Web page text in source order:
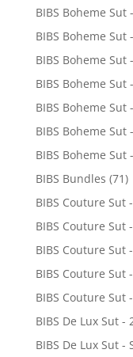
BIBS Boheme Sut
BIBS Boheme
BIBS Boheme Sut
BIBS Boheme
BIBS Boheme Sut
BIBS Boheme Sut
BIBS Boheme Sut
BIBS Bundles (71)
BIBS Couture Sut
BIBS Couture
BIBS Couture Sut
BIBS Couture
BIBS Couture Sut
BIBS De Lux Sut -
BIBS De Lux Sut